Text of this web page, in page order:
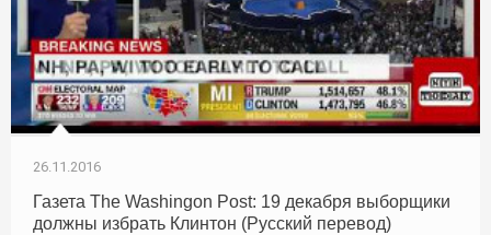
26.11.2016
Газета The Washingon Post: 19 декабря выборщики
должны избрать Клинтон (Русский перевод)